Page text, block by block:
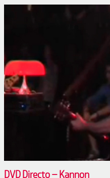
DVD Directo – Kannon